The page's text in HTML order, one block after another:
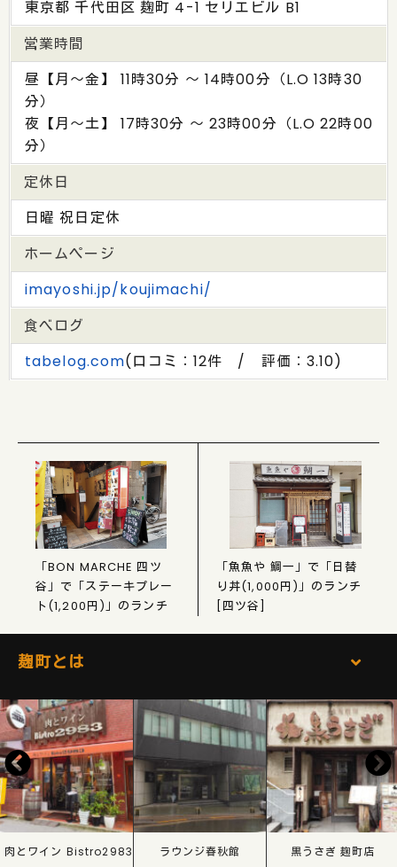
東京都 千代田区 麹町 4-1 セリエビル B1
営業時間
昼【月～金】 11時30分 ～ 14時00分（L.O 13時30
分）
夜【月～土】 17時30分 ～ 23時00分（L.O 22時00
分）
定休日
日曜 祝日定休
ホームページ
imayoshi.jp/koujimachi/
食べログ
tabelog.com(口コミ：12件 / 評価：3.10)
「BON MARCHE 四ツ
谷」で「ステーキプレー
ト(1,200円)」のランチ
「魚魚や 鯛一」で「日替
り丼(1,000円)」のランチ
[四ツ谷]
麹町とは
肉とワイン Bistro2983 ラウンジ春秋館 黒うさぎ 麹町店